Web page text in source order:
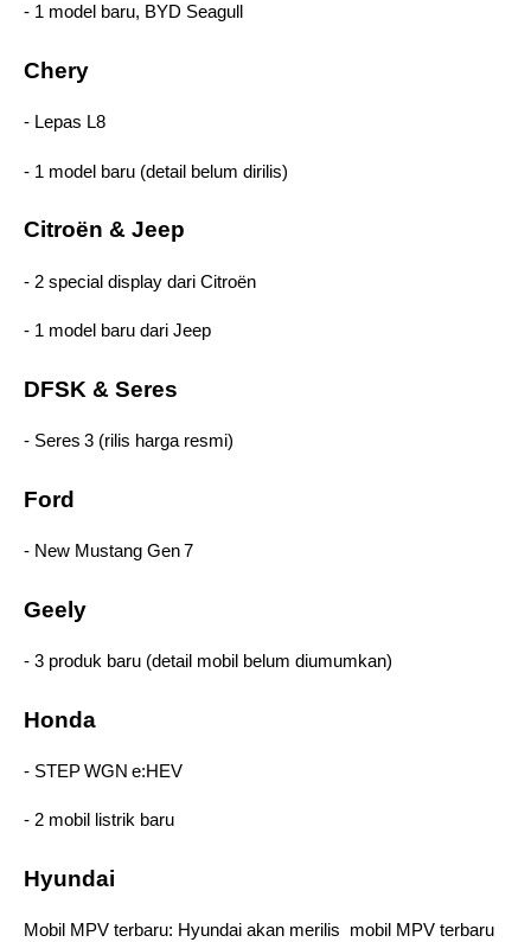
- 1 model baru, BYD Seagull
Chery
- Lepas L8
- 1 model baru (detail belum dirilis)
Citroën & Jeep
- 2 special display dari Citroën
- 1 model baru dari Jeep
DFSK & Seres
- Seres 3 (rilis harga resmi)
Ford
- New Mustang Gen 7
Geely
- 3 produk baru (detail mobil belum diumumkan)
Honda
- STEP WGN e:HEV
- 2 mobil listrik baru
Hyundai
Mobil MPV terbaru: Hyundai akan merilis  mobil MPV terbaru